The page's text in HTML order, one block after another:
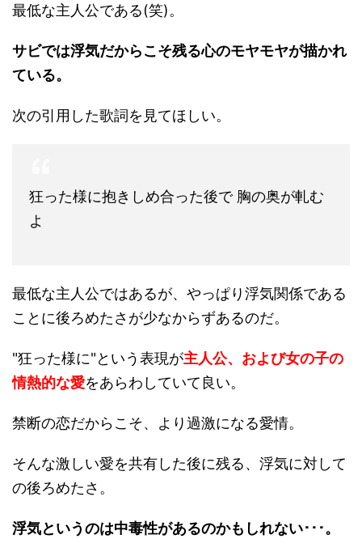
最低な主人公である(笑)。
サビでは浮気だからこそ残る心のモヤモヤが描かれ
ている。
次の引用した歌詞を見てほしい。
狂った様に抱きしめ合った後で 胸の奥が軋む
よ
最低な主人公ではあるが、やっぱり浮気関係である
ことに後ろめたさが少なからずあるのだ。
"狂った様に"という表現が主人公、および女の子の
情熱的な愛をあらわしていて良い。
禁断の恋だからこそ、より過激になる愛情。
そんな激しい愛を共有した後に残る、浮気に対して
の後ろめたさ。
浮気というのは中毒性があるのかもしれない･･･。